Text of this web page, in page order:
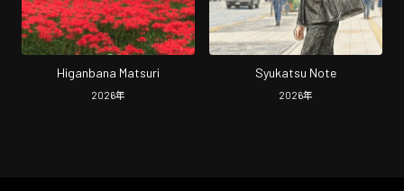
Higanbana Matsuri
2026年
Syukatsu Note
2026年